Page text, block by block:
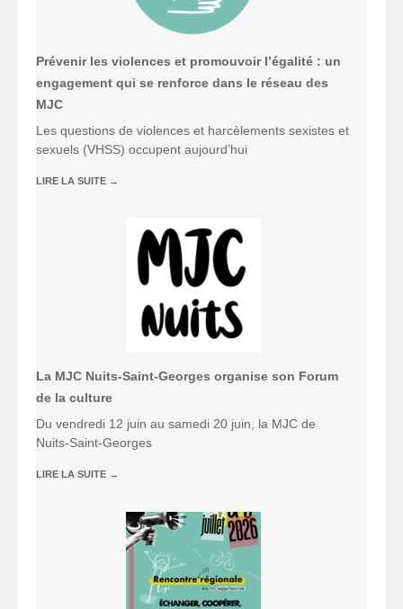
Prévenir les violences et promouvoir l’égalité : un
engagement qui se renforce dans le réseau des
MJC
Les questions de violences et harcèlements sexistes et
sexuels (VHSS) occupent aujourd’hui
LIRE LA SUITE →
La MJC Nuits-Saint-Georges organise son Forum
de la culture
Du vendredi 12 juin au samedi 20 juin, la MJC de
Nuits-Saint-Georges
LIRE LA SUITE →